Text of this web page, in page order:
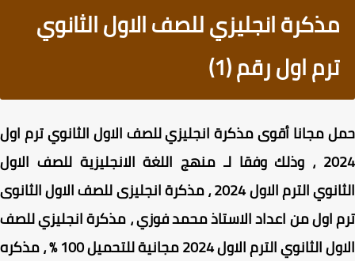
مذكرة انجليزي للصف الاول الثانوي
ترم اول رقم (1)
مجانا أقوى مذكرة انجليزي للصف الاول الثانوي ترم اول
2024 ، وذلك وفقا لـ منهج اللغة الانجليزية للصف الاول
الثانوي الترم الاول 2024 ، مذكرة انجليزى للصف الاول الثانوى
اول من اعداد الاستاذ محمد فوزي ، مذكرة انجليزي للصف
الاول الثانوي الترم الاول 2024 مجانية للتحميل 100 % ، مذكره